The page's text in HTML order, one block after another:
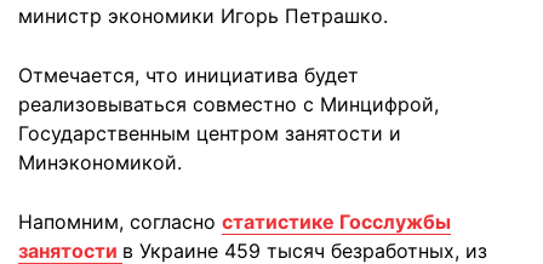
министр экономики Игорь Петрашко.
Отмечается, что инициатива будет
реализовываться совместно с Минцифрой,
Государственным центром занятости и
Минэкономикой.
Напомним, согласно статистике Госслужбы
занятости в Украине 459 тысяч безработных, из